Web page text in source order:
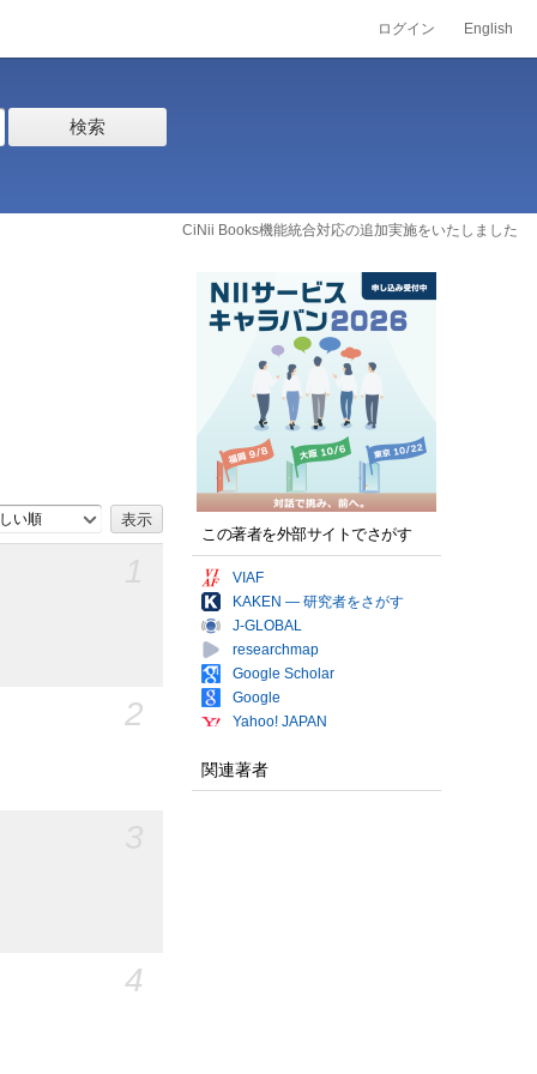
ログイン English
検索
CiNii Books機能統合対応の追加実施をいたしました
い順
2
4
この著者を外部サイトでさがす
VIAF
KAKEN — 研究者をさがす
J-GLOBAL
researchmap
Google Scholar
Google
Yahoo! JAPAN
関連著者